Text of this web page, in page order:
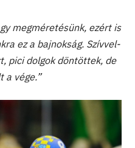
megméretésünk, ezért is
ez a bajnokság. Szívvel-
pici dolgok döntöttek, de
a vége.”